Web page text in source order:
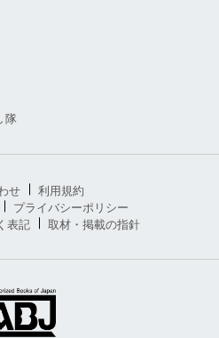
隊
せ
利用規約
プライバシーポリシー
表記
取材・掲載の指針